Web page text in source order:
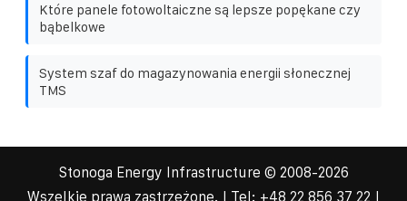
Które panele fotowoltaiczne są lepsze popękane czy
bąbelkowe
System szaf do magazynowania energii słonecznej
TMS
Stonoga Energy Infrastructure © 2008-2026
Wszelkie prawa zastrzeżone. | Tel: +48 22 856 37 22